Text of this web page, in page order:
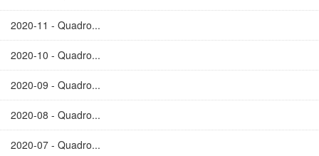
2020-11 - Quadro...
2020-10 - Quadro...
2020-09 - Quadro...
2020-08 - Quadro...
2020-07 - Quadro...